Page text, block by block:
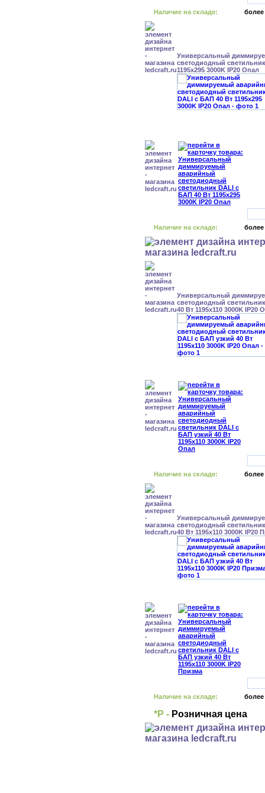
Наличие на складе: более
Универсальный
светодиодный
1195x295 3000K IP20 Опал
Наличие на складе: более
Универсальный
светодиодный
40 Вт 1195x110 3000K IP20
Наличие на складе: более
Универсальный
светодиодный
40 Вт 1195x110 3000K IP20
Наличие на складе: более
*Р - Розничная цена